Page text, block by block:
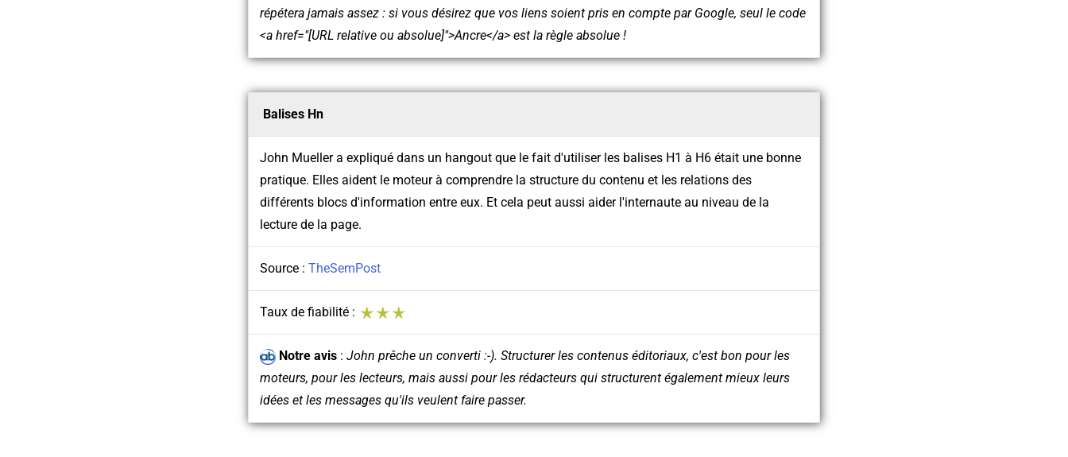
répétera jamais assez : si vous désirez que vos liens soient pris en compte par Google, seul le code
<a href="[URL relative ou absolue]">Ancre</a> est la règle absolue !
Balises Hn
John Mueller a expliqué dans un hangout que le fait d'utiliser les balises H1 à H6 était une bonne
pratique. Elles aident le moteur à comprendre la structure du contenu et les relations des
différents blocs d'information entre eux. Et cela peut aussi aider l'internaute au niveau de la
lecture de la page.
Source : TheSemPost
Taux de fiabilité :
Notre avis: John prêche un converti :-). Structurer les contenus éditoriaux, c'est bon pour les
moteurs, pour les lecteurs, mais aussi pour les rédacteurs qui structurent également mieux leurs
idées et les messages qu'ils veulent faire passer.